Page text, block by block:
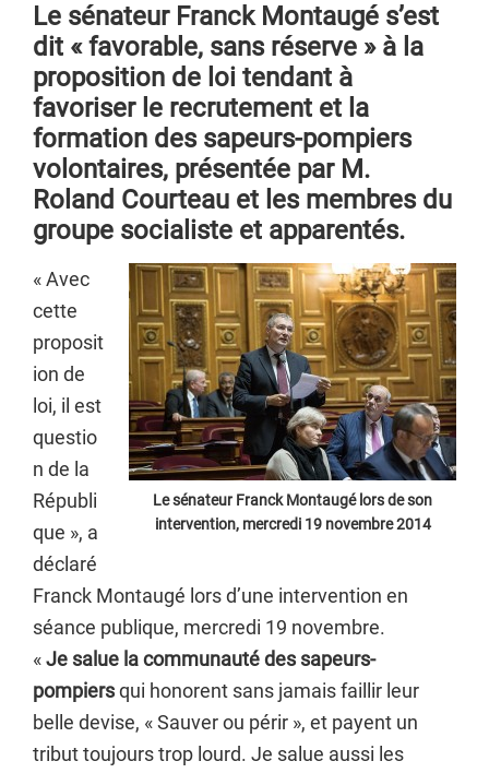
Le sénateur Franck Montaugé s’est
dit « favorable, sans réserve » à la
proposition de loi tendant à
favoriser le recrutement et la
formation des sapeurs-pompiers
volontaires, présentée par M.
Roland Courteau et les membres du
groupe socialiste et apparentés.
Le sénateur Franck Montaugé lors de son
intervention, mercredi 19 novembre 2014
« Avec
cette
proposit
ion de
loi, il est
questio
n de la
Républi
que », a
déclaré
Franck Montaugé lors d’une intervention en
séance publique, mercredi 19 novembre.
«Je salue la communauté des sapeurs-
pompiersqui honorent sans jamais faillir leur
belle devise, « Sauver ou périr », et payent un
tribut toujours trop lourd. Je salue aussi les